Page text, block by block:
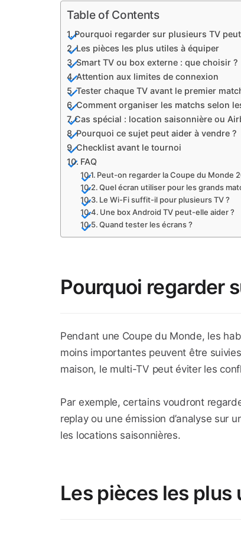
Table of Contents
Pourquoi regarder sur plusieurs TV
Les pièces les plus utiles à équiper
Smart TV ou box externe : que choisir ?
Attention aux limites de connexion
Tester chaque TV avant le premier
Comment organiser les matchs selon
Cas spécial : location saisonnière ou
Pourquoi ce sujet peut aider à vendre ?
Checklist avant le tournoi
FAQ
Peut-on regarder la Coupe du Monde
Quel écran utiliser pour les grands
Le Wi-Fi suffit-il pour plusieurs TV ?
Une box Android TV peut-elle aider ?
Quand tester les écrans ?
Pourquoi regarder
Pendant une Coupe du Monde, les
moins importantes peuvent être
maison, le multi-TV peut éviter les
Par exemple, certains voudront
replay ou une émission d’analyse sur
les locations saisonnières.
Les pièces les plus